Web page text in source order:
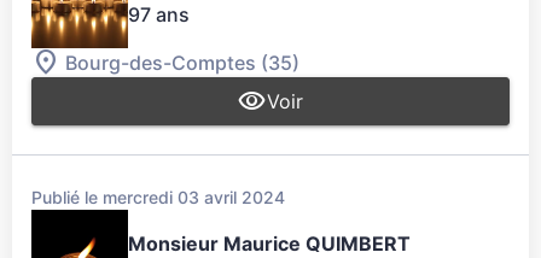
97 ans
Bourg-des-Comptes (35)
Voir
Publié le mercredi 03 avril 2024
Monsieur Maurice QUIMBERT